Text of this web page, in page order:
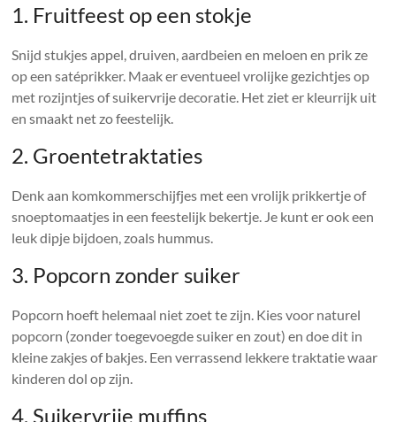
1. Fruitfeest op een stokje
Snijd stukjes appel, druiven, aardbeien en meloen en prik ze
op een satéprikker. Maak er eventueel vrolijke gezichtjes op
met rozijntjes of suikervrije decoratie. Het ziet er kleurrijk uit
en smaakt net zo feestelijk.
2. Groentetraktaties
Denk aan komkommerschijfjes met een vrolijk prikkertje of
snoeptomaatjes in een feestelijk bekertje. Je kunt er ook een
leuk dipje bijdoen, zoals hummus.
3. Popcorn zonder suiker
Popcorn hoeft helemaal niet zoet te zijn. Kies voor naturel
popcorn (zonder toegevoegde suiker en zout) en doe dit in
kleine zakjes of bakjes. Een verrassend lekkere traktatie waar
kinderen dol op zijn.
4. Suikervrije muffins